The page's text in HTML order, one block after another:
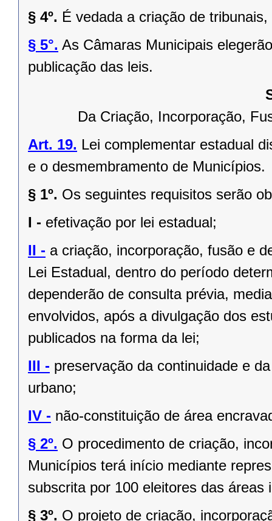
§ 4º. É vedada a criação de
§ 5°. As Câmaras Municipais
publicação das leis.
Da Criação, Incorporação,
Art. 19. Lei complementar estadual
e o desmembramento de Municípios.
§ 1º. Os seguintes requisitos serão
I - efetivação por lei estadual;
II - a criação, incorporação, fusão e
Lei Estadual, dentro do período
dependerão de consulta prévia,
envolvidos, após a divulgação dos
publicados na forma da lei;
III - preservação da continuidade e
urbano;
IV - não-constituição de área
§ 2º. O procedimento de criação,
Municípios terá início mediante
subscrita por 100 eleitores das
§ 3º. O projeto de criação,